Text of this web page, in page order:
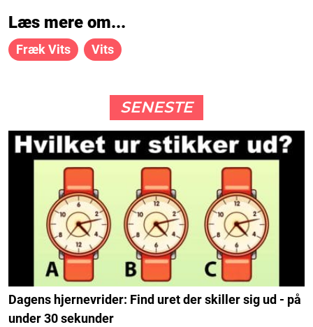
Læs mere om...
Fræk Vits Vits
SENESTE
Dagens hjernevrider: Find uret der skiller sig ud - på
under 30 sekunder